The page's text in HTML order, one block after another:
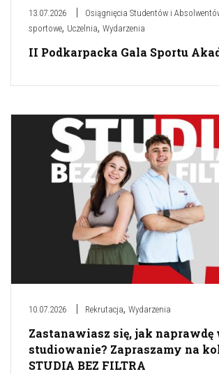
13.07.2026 Osiągnięcia Studentów i
sportowe, Uczelnia, Wydarzenia
II Podkarpacka Gala Sportu
10.07.2026 Rekrutacja, Wydarzenia
Zastanawiasz się, jak naprawdę
studiowanie? Zapraszamy na
STUDIA BEZ FILTRA